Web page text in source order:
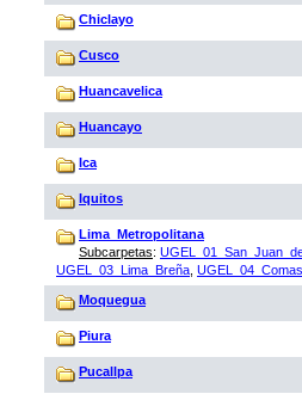
Chiclayo
Cusco
Huancavelica
Huancayo
Ica
Iquitos
Lima_Metropolitana
Subcarpetas:
UGEL_03_Lima_Breña UGEL_04_Comas
Moquegua
Piura
Pucallpa